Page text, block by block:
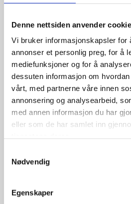
Denne nettsiden anvender
Vi bruker informasjonskapsler for
annonser et personlig preg, for å
mediefunksjoner og for å
dessuten informasjon om
vårt, med partnerne våre innen
annonsering og analysearbeid,
med annen informasjon du har
eller som de har samlet inn
Nødvendig
Egenskaper
Milestone 175/
kr1,199.00
Se flere